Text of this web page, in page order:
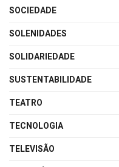
SOCIEDADE
SOLENIDADES
SOLIDARIEDADE
SUSTENTABILIDADE
TEATRO
TECNOLOGIA
TELEVISÃO